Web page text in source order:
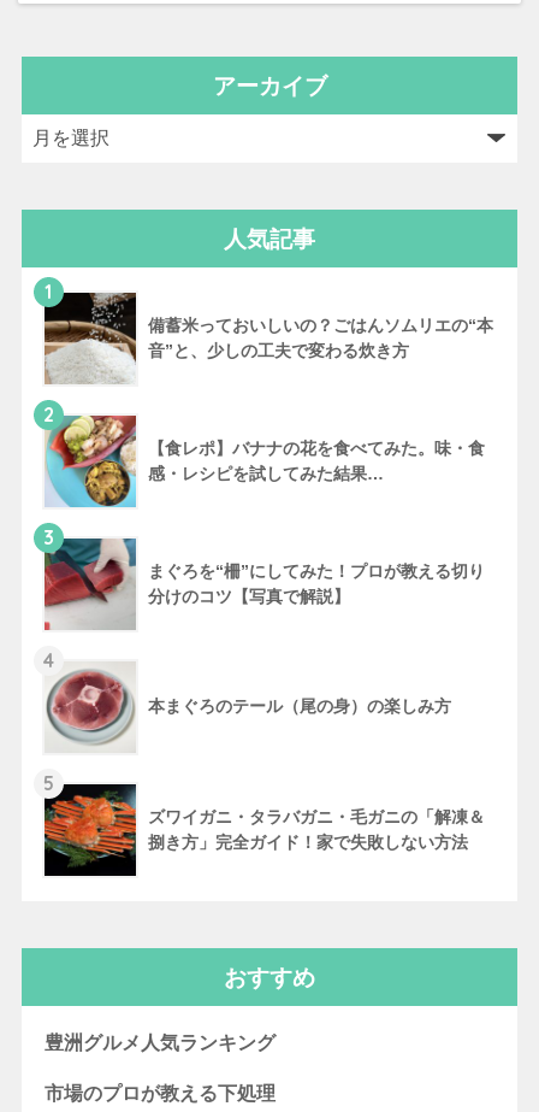
アーカイブ
人気記事
1
備蓄米っておいしいの？ごはんソムリエの“本
音”と、少しの工夫で変わる炊き方
2
【食レポ】バナナの花を食べてみた。味・食
感・レシピを試してみた結果…
3
まぐろを“柵”にしてみた！プロが教える切り
分けのコツ【写真で解説】
4
本まぐろのテール（尾の身）の楽しみ方
5
ズワイガニ・タラバガニ・毛ガニの「解凍＆
捌き方」完全ガイド！家で失敗しない方法
おすすめ
豊洲グルメ人気ランキング
市場のプロが教える下処理